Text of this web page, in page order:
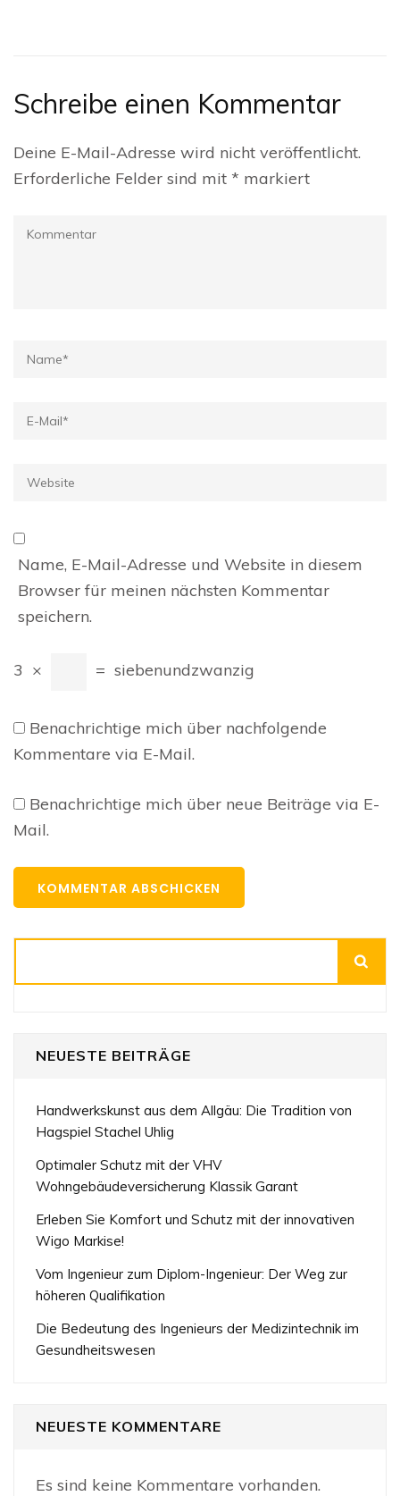
Schreibe einen Kommentar
Deine E-Mail-Adresse wird nicht veröffentlicht.
Erforderliche Felder sind mit * markiert
Kommentar
Name*
E-
Website
Name, E-Mail-Adresse und Website in diesem
Browser für meinen nächsten Kommentar
speichern.
3 × = siebenundzwanzig
Benachrichtige mich über nachfolgende
Kommentare via E-Mail.
Benachrichtige mich über neue Beiträge via E-
Mail.
NEUESTE BEITRÄGE
Handwerkskunst aus dem Allgäu: Die Tradition von
Hagspiel Stachel Uhlig
Optimaler Schutz mit der VHV
Wohngebäudeversicherung Klassik Garant
Erleben Sie Komfort und Schutz mit der innovativen
Wigo Markise!
Vom Ingenieur zum Diplom-Ingenieur: Der Weg zur
höheren Qualifikation
Die Bedeutung des Ingenieurs der Medizintechnik im
Gesundheitswesen
NEUESTE KOMMENTARE
Es sind keine Kommentare vorhanden.